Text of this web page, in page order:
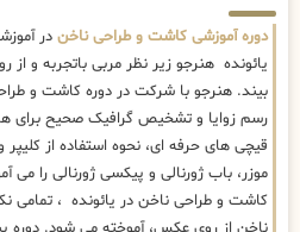
دوره آموزشی کاشت و طراحی ناخن در
یائونده هنرجو زیر نظر مربی باتجربه و از
بیند. هنرجو با شرکت در دوره کاشت و
رسم زوایا و تشخیص گرافیک صحیح برای
قیچی های حرفه ای، نحوه استفاده از کلیپر
موزر، باب ژورنالی و پیکسی ژورنالی را می
کاشت و طراحی ناخن در یائونده ، تمامی